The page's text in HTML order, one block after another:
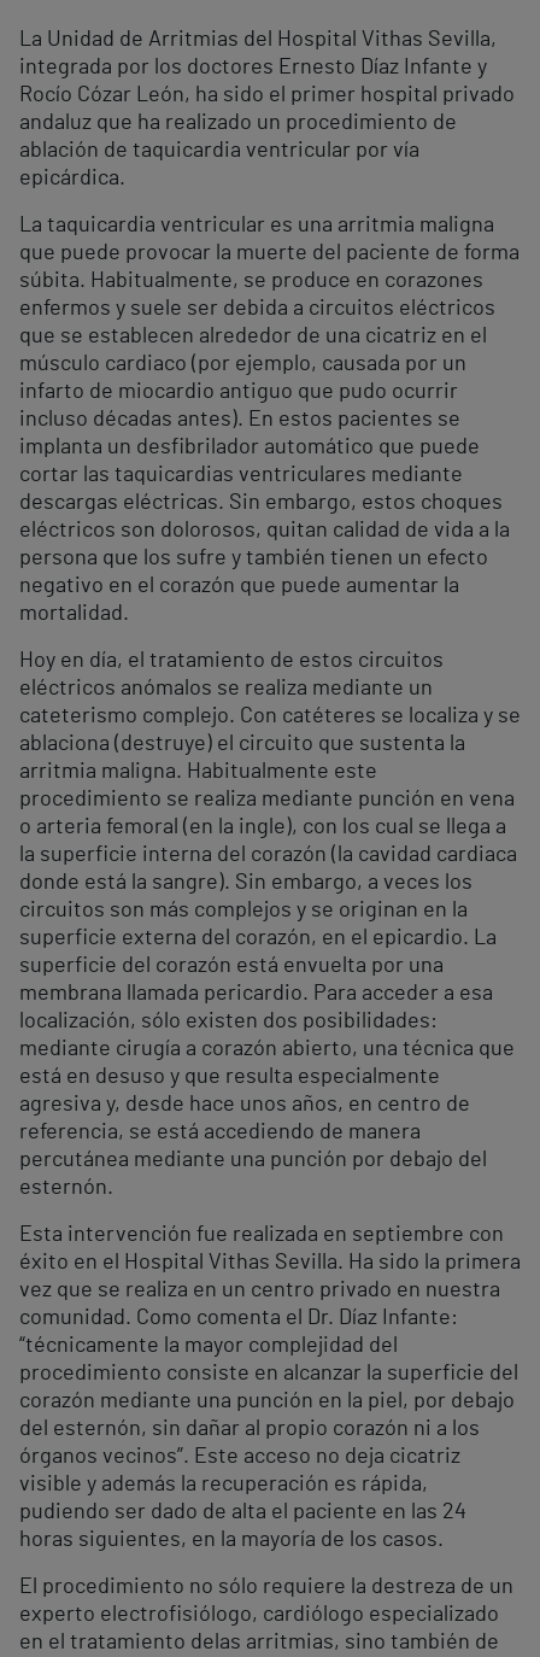
La Unidad de Arritmias del Hospital Vithas Sevilla,
integrada por los doctores Ernesto Díaz Infante y
Rocío Cózar León, ha sido el primer hospital privado
andaluz que ha realizado un procedimiento de
ablación de taquicardia ventricular por vía
epicárdica.
La taquicardia ventricular es una arritmia maligna
que puede provocar la muerte del paciente de forma
súbita. Habitualmente, se produce en corazones
enfermos y suele ser debida a circuitos eléctricos
que se establecen alrededor de una cicatriz en el
músculo cardiaco (por ejemplo, causada por un
infarto de miocardio antiguo que pudo ocurrir
incluso décadas antes). En estos pacientes se
implanta un desfibrilador automático que puede
cortar las taquicardias ventriculares mediante
descargas eléctricas. Sin embargo, estos choques
eléctricos son dolorosos, quitan calidad de vida a la
persona que los sufre y también tienen un efecto
negativo en el corazón que puede aumentar la
mortalidad.
Hoy en día, el tratamiento de estos circuitos
eléctricos anómalos se realiza mediante un
cateterismo complejo. Con catéteres se localiza y se
ablaciona (destruye) el circuito que sustenta la
arritmia maligna. Habitualmente este
procedimiento se realiza mediante punción en vena
o arteria femoral (en la ingle), con los cual se llega a
la superficie interna del corazón (la cavidad cardiaca
donde está la sangre). Sin embargo, a veces los
circuitos son más complejos y se originan en la
superficie externa del corazón, en el epicardio. La
superficie del corazón está envuelta por una
membrana llamada pericardio. Para acceder a esa
localización, sólo existen dos posibilidades:
mediante cirugía a corazón abierto, una técnica que
está en desuso y que resulta especialmente
agresiva y, desde hace unos años, en centro de
referencia, se está accediendo de manera
percutánea mediante una punción por debajo del
esternón.
Esta intervención fue realizada en septiembre con
éxito en el Hospital Vithas Sevilla. Ha sido la primera
vez que se realiza en un centro privado en nuestra
comunidad. Como comenta el Dr. Díaz Infante:
“técnicamente la mayor complejidad del
procedimiento consiste en alcanzar la superficie del
corazón mediante una punción en la piel, por debajo
del esternón, sin dañar al propio corazón ni a los
órganos vecinos”. Este acceso no deja cicatriz
visible y además la recuperación es rápida,
pudiendo ser dado de alta el paciente en las 24
horas siguientes, en la mayoría de los casos.
El procedimiento no sólo requiere la destreza de un
experto electrofisiólogo, cardiólogo especializado
en el tratamiento delas arritmias, sino también de